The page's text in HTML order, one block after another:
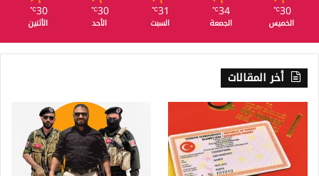
30
℃
الخميس
34
℃
الجمعة
31
℃
السبت
30
℃
الأحد
30
℃
الأثنين
أخر المقالات